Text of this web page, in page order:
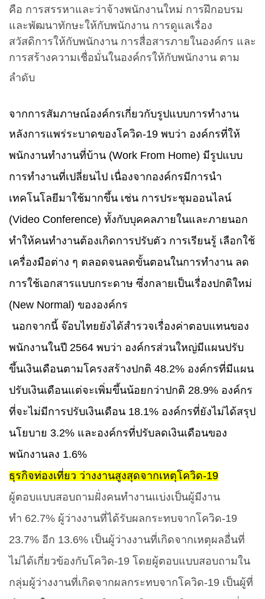
คือ การสรรหาและว่าจ้างพนักงานใหม่ การฝึกอบรม
และพัฒนาทักษะให้กับพนักงาน การดูแลเรื่อง
สวัสดิการให้กับพนักงาน การสื่อสารภายในองค์กร และ
การสร้างความเชื่อมั่นในองค์กรให้กับพนักงาน ตาม
ลำดับ
จากการสัมภาษณ์องค์กรเกี่ยวกับรูปแบบการทำงาน
หลังการแพร่ระบาดของโควิด-19 พบว่า องค์กรที่ให้
พนักงานทำงานที่บ้าน (Work From Home) มีรูปแบบ
การทำงานที่เปลี่ยนไป เนื่องจากองค์กรมีการนำ
เทคโนโลยีมาใช้มากขึ้น เช่น การประชุมออนไลน์
(Video Conference) ทั้งกับบุคคลภายในและภายนอก
ทำให้คนทำงานต้องเกิดการปรับตัว การเรียนรู้ เลือกใช้
เครื่องมือต่าง ๆ ตลอดจนลดขั้นตอนในการทำงาน ลด
การใช้เอกสารแบบกระดาษ ซึ่งกลายเป็นเรื่องปกติใหม่
(New Normal) ขององค์กร
นอกจากนี้ จ๊อบไทยยังได้สำรวจเรื่องค่าตอบแทนของ
พนักงานในปี 2564 พบว่า องค์กรส่วนใหญ่มีแผนปรับ
ขึ้นเงินเดือนตามโครงสร้างปกติ 48.2% องค์กรที่มีแผน
ปรับเงินเดือนแต่จะเพิ่มขึ้นน้อยกว่าปกติ 28.9% องค์กร
ที่จะไม่มีการปรับเงินเดือน 18.1% องค์กรที่ยังไม่ได้สรุป
นโยบาย 3.2% และองค์กรที่ปรับลดเงินเดือนของ
พนักงานลง 1.6%
ธุรกิจท่องเที่ยว ว่างงานสูงสุดจากเหตุโควิด-19
ผู้ตอบแบบสอบถามฝั่งคนทำงานแบ่งเป็นผู้มีงาน
ทำ 62.7% ผู้ว่างงานที่ได้รับผลกระทบจากโควิด-19
23.7% อีก 13.6% เป็นผู้ว่างงานที่เกิดจากเหตุผลอื่นที่
ไม่ได้เกี่ยวข้องกับโควิด-19 โดยผู้ตอบแบบสอบถามใน
กลุ่มผู้ว่างงานที่เกิดจากผลกระทบจากโควิด-19 เป็นผู้ที่